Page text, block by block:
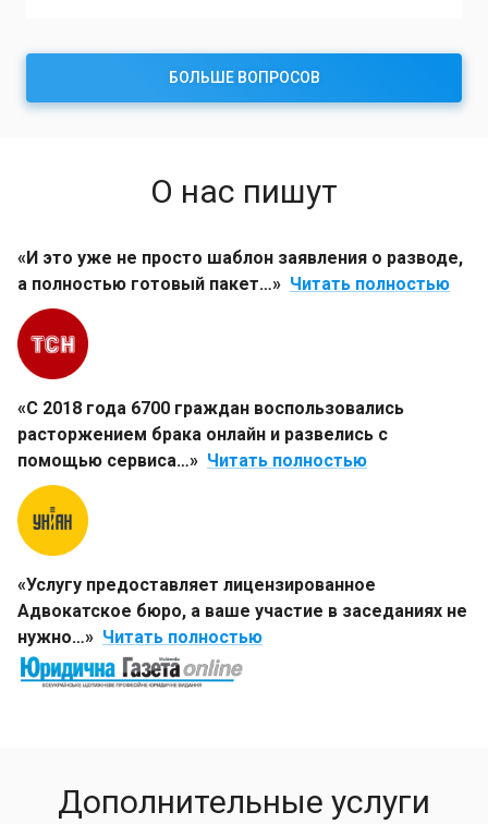
БОЛЬШЕ ВОПРОСОВ
О нас пишут
«И это уже не просто шаблон заявления о разводе,
а полностью готовый пакет…» Читать полностью
«С 2018 года 6700 граждан воспользовались
расторжением брака онлайн и развелись с
помощью сервиса…» Читать полностью
«Услугу предоставляет лицензированное
Адвокатское бюро, а ваше участие в заседаниях не
нужно…» Читать полностью
Дополнительные услуги